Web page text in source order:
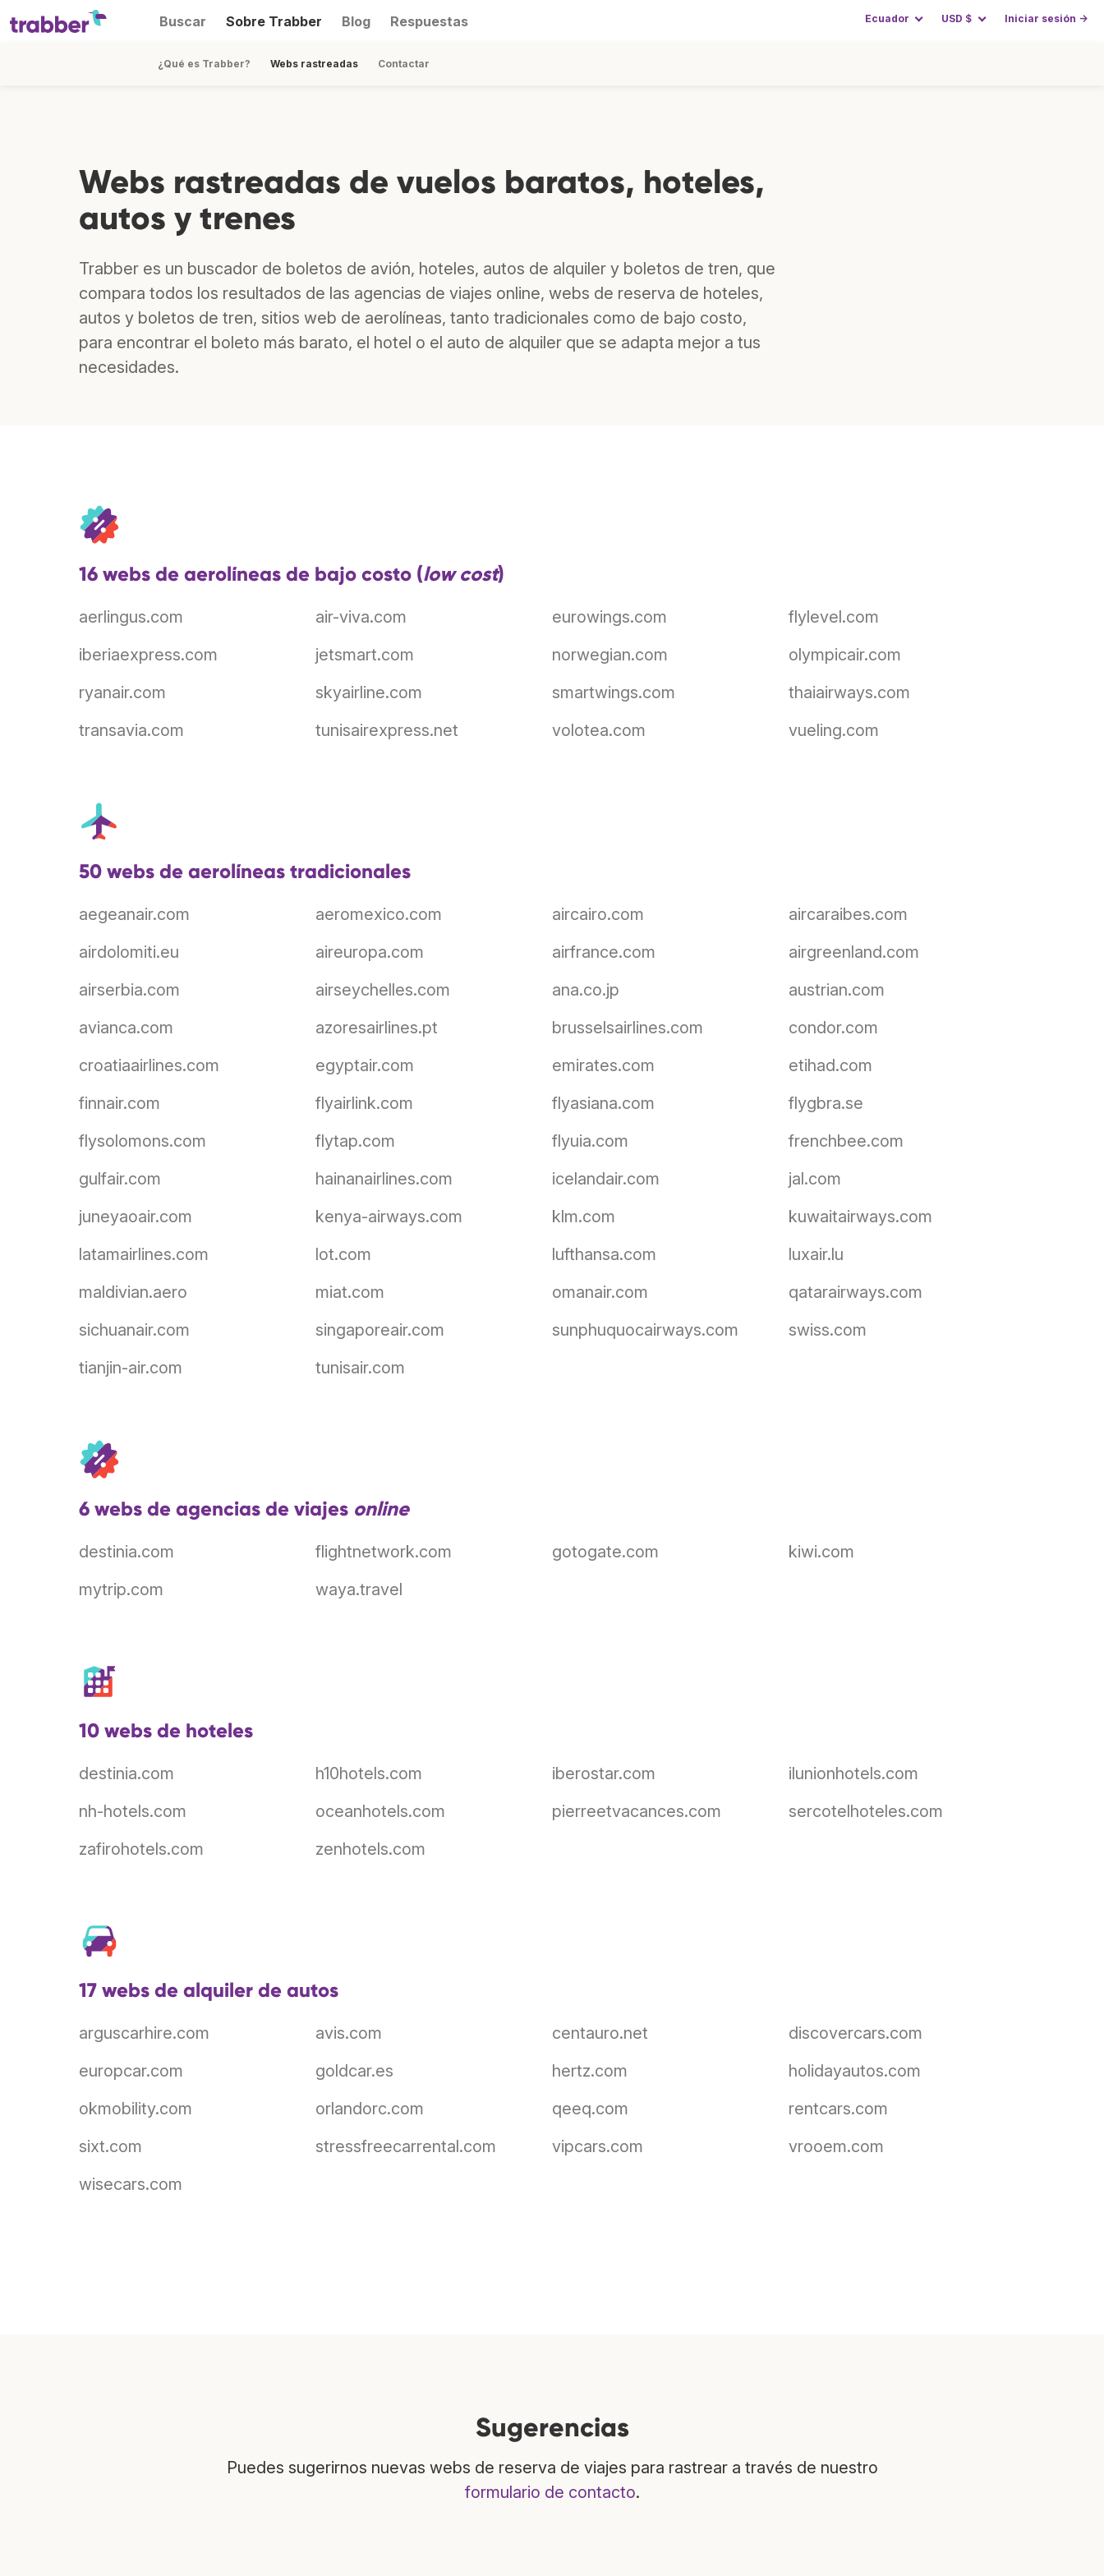
Buscar Sobre Trabber Blog Respuestas Ecuador USD $ Iniciar sesión →
¿Qué es Trabber? Webs rastreadas Contactar
Webs rastreadas de vuelos baratos, hoteles,
autos y trenes
Trabber es un buscador de boletos de avión, hoteles, autos de alquiler y boletos de tren, que
compara todos los resultados de las agencias de viajes online, webs de reserva de hoteles,
autos y boletos de tren, sitios web de aerolíneas, tanto tradicionales como de bajo costo,
para encontrar el boleto más barato, el hotel o el auto de alquiler que se adapta mejor a tus
necesidades.
16 webs de aerolíneas de bajo costo (low cost)
aerlingus.com air-viva.com eurowings.com
flylevel.com
iberiaexpress.com
jetsmart.com norwegian.com
olympicair.com
ryanair.com
skyairline.com smartwings.com
thaiairways.com
transavia.com
tunisairexpress.net volotea.com vueling.com
50 webs de aerolíneas tradicionales
aegeanair.com aeromexico.com aircairo.com
aircaraibes.com
airdolomiti.eu
aireuropa.com airfrance.com
airgreenland.com
airserbia.com
airseychelles.com ana.co.jp
austrian.com
avianca.com
azoresairlines.pt brusselsairlines.com
condor.com
croatiaairlines.com
egyptair.com emirates.com
etihad.com
finnair.com
flyairlink.com flyasiana.com
flygbra.se
flysolomons.com
flytap.com flyuia.com
frenchbee.com
gulfair.com
hainanairlines.com icelandair.com
jal.com
juneyaoair.com
kenya-airways.com klm.com
kuwaitairways.com
latamairlines.com
lot.com lufthansa.com
luxair.lu
maldivian.aero
miat.com omanair.com
qatarairways.com
sichuanair.com
singaporeair.com sunphuquocairways.com
swiss.com
tianjin-air.com
tunisair.com
6 webs de agencias de viajes online
destinia.com flightnetwork.com gotogate.com
kiwi.com
mytrip.com
waya.travel
10 webs de hoteles
destinia.com h10hotels.com iberostar.com
ilunionhotels.com
nh-hotels.com
oceanhotels.com pierreetvacances.com
sercotelhoteles.com
zafirohotels.com
zenhotels.com
17 webs de alquiler de autos
arguscarhire.com avis.com centauro.net
discovercars.com
europcar.com
goldcar.es hertz.com
holidayautos.com
okmobility.com
orlandorc.com qeeq.com
rentcars.com
sixt.com
stressfreecarrental.com vipcars.com
vrooem.com
wisecars.com
Sugerencias
Puedes sugerirnos nuevas webs de reserva de viajes para rastrear a través de nuestro
formulario de contacto.